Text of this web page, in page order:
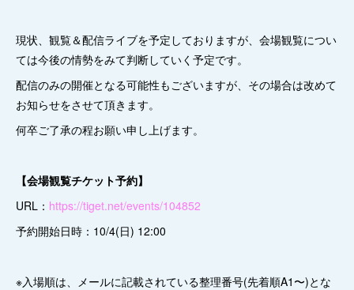
現状、観覧＆配信ライブを予定しておりますが、会場観覧につい
ては今後の情勢をみて判断していく予定です。
配信のみの開催となる可能性もございますが、その場合は改めて
お知らせをさせて頂きます。
何卒ご了承の程お願い申し上げます。
【会場観覧チケット予約】
URL： https://tiget.net/events/104852
予約開始日時：10/4(日) 12:00
※入場順は、メールに記載されている整理番号(先着順A1〜)とな